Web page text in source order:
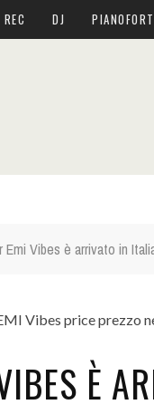
REC DJ
Emi Vibes è arrivato in
È